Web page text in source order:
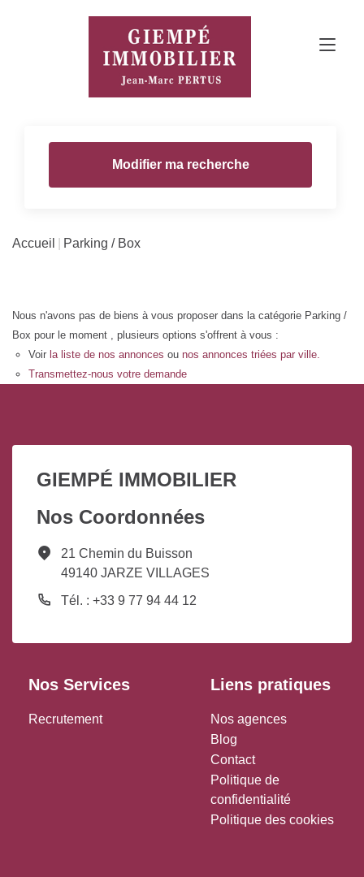
Modifier ma recherche
Accueil Parking / Box
Nous n'avons pas de biens à vous proposer dans la catégorie Parking /
Box pour le moment , plusieurs options s'offrent à vous :
Voir la liste de nos annonces ou nos annonces triées par ville.
Transmettez-nous votre demande
GIEMPÉ IMMOBILIER
Nos Coordonnées
21 Chemin du Buisson
49140 JARZE VILLAGES
Tél. : +33 9 77 94 44 12
Nos Services
Recrutement
Liens pratiques
Nos agences
Blog
Contact
Politique de
confidentialité
Politique des cookies